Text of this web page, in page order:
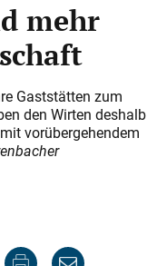
mehr
Gaststätten zum
den Wirten deshalb
vorübergehendem